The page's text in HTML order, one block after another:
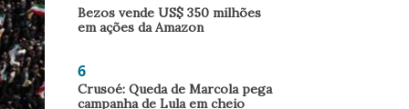
Bezos vende US$ 350 milhões
em ações da Amazon
6
Crusoé: Queda de Marcola pega
campanha de Lula em cheio